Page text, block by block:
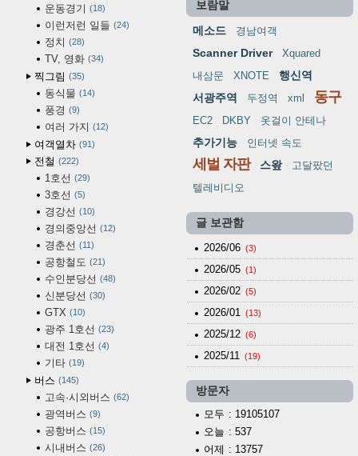
운동경기 18
이런저런 일들 24
정치 28
TV, 영화 34
찍그림 35
동식물 14
풍경 9
여러 가지 12
여객열차 91
전철 222
1호선 29
3호선 5
경강선 10
경의중앙선 12
경춘선 11
공항철도 21
수인분당선 48
신분당선 30
GTX 10
광주 1호선 23
대전 1호선 4
기타 19
버스 145
고속·시외버스 62
광역버스 9
공항버스 15
시내버스 26
보람말
메소드 경남여객
Scanner Driver
Xquared
내삼문
XNOTE
행신역
서광주역
두정역 xml 동구
EC2 DKBY 옷걸이 안테나
추가기능 인터넷 속도
세벌 자판 스왚
고달팠던
텔레비디오
글 보관함
2026/06 (3)
2026/05 (1)
2026/02 (5)
2026/01 (13)
2025/12 (6)
2025/11 (19)
방문자
모두 : 19105107
오늘 : 537
어제 : 13757